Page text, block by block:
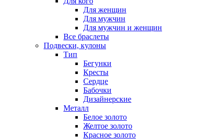
Для женщин
Для мужчин
Для мужчин и женщин
Все браслеты
Подвески, кулоны
Тип
Бегунки
Кресты
Сердце
Бабочки
Дизайнерские
Металл
Белое золото
Желтое золото
Красное золото